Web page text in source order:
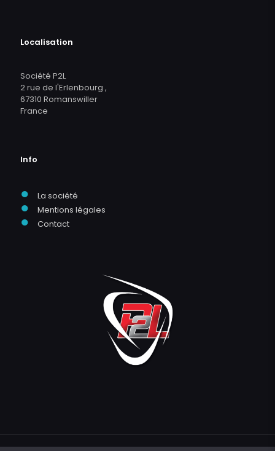
Localisation
Société P2L
2 rue de l'Erlenbourg ,
67310 Romanswiller
France
Info
● La société
● Mentions légales
● Contact